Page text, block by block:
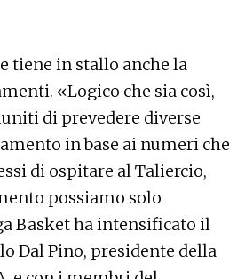
tiene in stallo anche la
«Logico che sia così,
di prevedere diverse
in base ai numeri che
di ospitare al Taliercio,
possiamo solo
Basket ha intensificato il
Dal Pino, presidente della